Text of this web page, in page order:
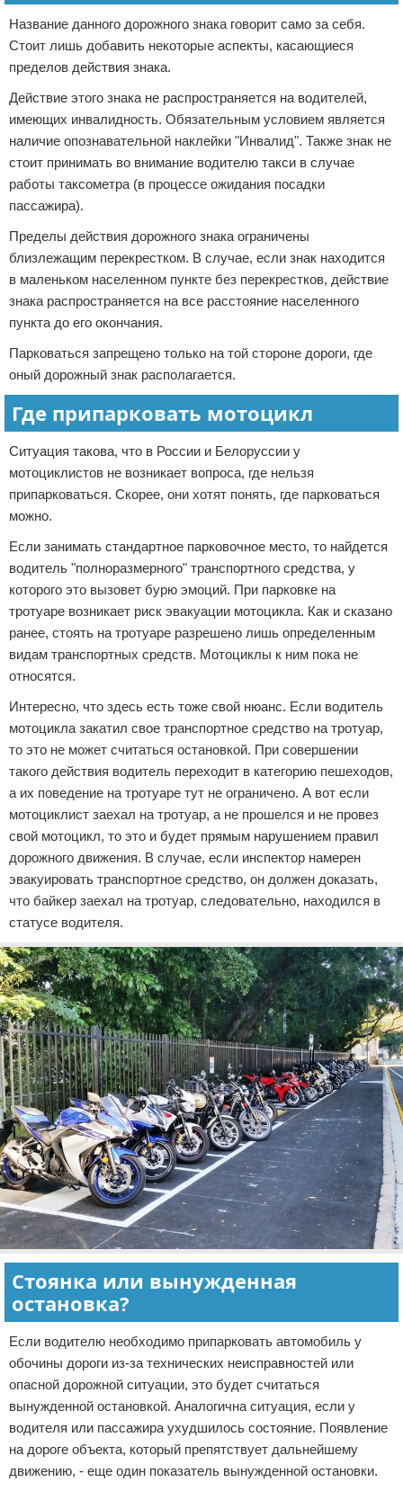
Название данного дорожного знака говорит само за себя.
Стоит лишь добавить некоторые аспекты, касающиеся
пределов действия знака.
Действие этого знака не распространяется на водителей,
имеющих инвалидность. Обязательным условием является
наличие опознавательной наклейки "Инвалид". Также знак не
стоит принимать во внимание водителю такси в случае
работы таксометра (в процессе ожидания посадки
пассажира).
Пределы действия дорожного знака ограничены
близлежащим перекрестком. В случае, если знак находится
в маленьком населенном пункте без перекрестков, действие
знака распространяется на все расстояние населенного
пункта до его окончания.
Парковаться запрещено только на той стороне дороги, где
оный дорожный знак располагается.
Где припарковать мотоцикл
Ситуация такова, что в России и Белоруссии у
мотоциклистов не возникает вопроса, где нельзя
припарковаться. Скорее, они хотят понять, где парковаться
можно.
Если занимать стандартное парковочное место, то найдется
водитель "полноразмерного" транспортного средства, у
которого это вызовет бурю эмоций. При парковке на
тротуаре возникает риск эвакуации мотоцикла. Как и сказано
ранее, стоять на тротуаре разрешено лишь определенным
видам транспортных средств. Мотоциклы к ним пока не
относятся.
Интересно, что здесь есть тоже свой нюанс. Если водитель
мотоцикла закатил свое транспортное средство на тротуар,
то это не может считаться остановкой. При совершении
такого действия водитель переходит в категорию пешеходов,
а их поведение на тротуаре тут не ограничено. А вот если
мотоциклист заехал на тротуар, а не прошелся и не провез
свой мотоцикл, то это и будет прямым нарушением правил
дорожного движения. В случае, если инспектор намерен
эвакуировать транспортное средство, он должен доказать,
что байкер заехал на тротуар, следовательно, находился в
статусе водителя.
Стоянка или вынужденная
остановка?
Если водителю необходимо припарковать автомобиль у
обочины дороги из-за технических неисправностей или
опасной дорожной ситуации, это будет считаться
вынужденной остановкой. Аналогична ситуация, если у
водителя или пассажира ухудшилось состояние. Появление
на дороге объекта, который препятствует дальнейшему
движению, - еще один показатель вынужденной остановки.